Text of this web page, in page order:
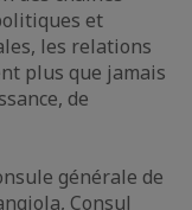
et
les relations
plus que jamais
de
générale de
, Consul